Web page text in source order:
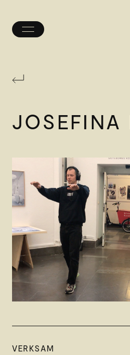
Öppna/stäng
JOSEFINA
VERKSAM